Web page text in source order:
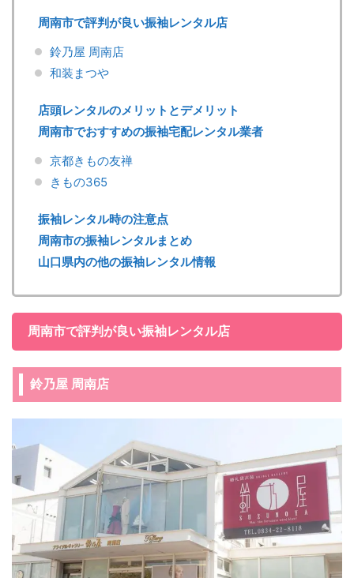
周南市で評判が良い振袖レンタル店
鈴乃屋 周南店
和装まつや
店頭レンタルのメリットとデメリット
周南市でおすすめの振袖宅配レンタル業者
京都きもの友禅
きもの365
振袖レンタル時の注意点
周南市の振袖レンタルまとめ
山口県内の他の振袖レンタル情報
周南市で評判が良い振袖レンタル店
鈴乃屋 周南店